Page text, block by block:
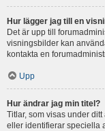
Hur lägger jag till en
Det är upp till
visningsbilder kan
kontakta en
Upp
Hur ändrar jag min titel?
Titlar, som visas under
eller identifierar speciella